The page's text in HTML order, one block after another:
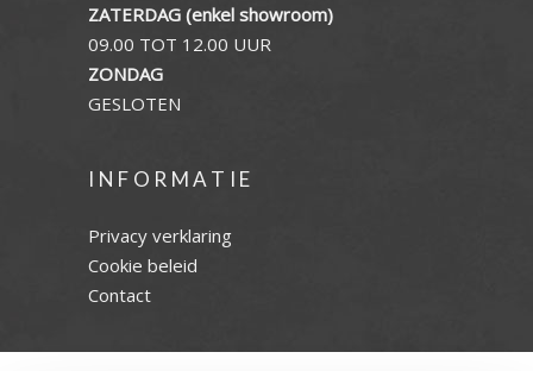
ZATERDAG (enkel showroom)
09.00 TOT 12.00 UUR
ZONDAG
GESLOTEN
INFORMATIE
Privacy verklaring
Cookie beleid
Contact